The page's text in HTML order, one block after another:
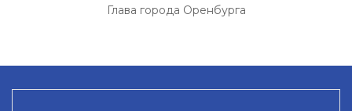
Глава города Оренбурга